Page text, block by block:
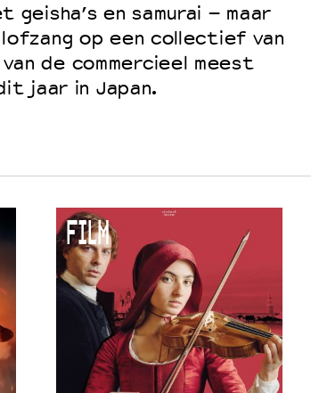
– VNPF
en samurai – maar
op een collectief van
de commercieel meest
jaar in Japan.
FILM